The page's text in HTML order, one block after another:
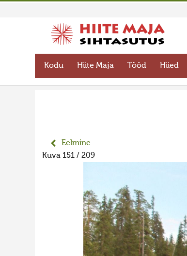
Kodu Hiite Maja Tööd Hiied
Eelmine
Kuva 151 / 209